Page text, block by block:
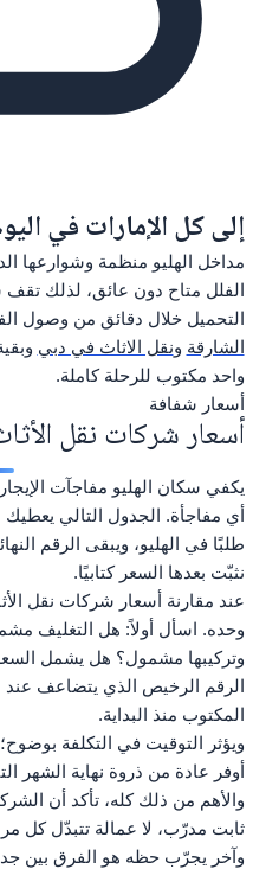
إلى كل الإمارات في
مداخل الهليو منظمة وشوارعها
الفلل متاح دون عائق، لذلك تقف
التحميل خلال دقائق من وصول
الشارقة ونقل الاثاث في دبي
واحد مكتوب للرحلة كاملة.
أسعار شفافة
أسعار شركات نقل
يكفي سكان الهليو مفاجآت الإيجار
أي مفاجأة. الجدول التالي يعطيك
طلبًا في الهليو، ويبقى الرقم
نثبّت بعدها السعر كتابيًا.
عند مقارنة أسعار شركات نقل
وحده. اسأل أولاً: هل التغليف
وتركيبها مشمول؟ هل يشمل
الرقم الرخيص الذي يتضاعف عند
المكتوب منذ البداية.
ويؤثر التوقيت في التكلفة
أوفر عادة من ذروة نهاية الشهر
والأهم من ذلك كله، تأكد أن
ثابت مدرّب، لا عمالة تتبدّل كل
وآخر يجرّب حظه هو الفرق بين